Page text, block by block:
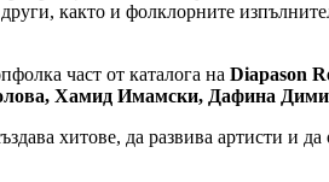
както и фолклорните
част от каталога на Diapason
Хамид Имамски, Дафина
хитове, да развива артисти и